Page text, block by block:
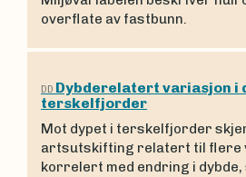
overflate av fastbunn.
DD Dybderelatert variasjon i
terskelfjorder
Mot dypet i terskelfjorder
artsutskifting relatert til flere
korrelert med endring i dybde,